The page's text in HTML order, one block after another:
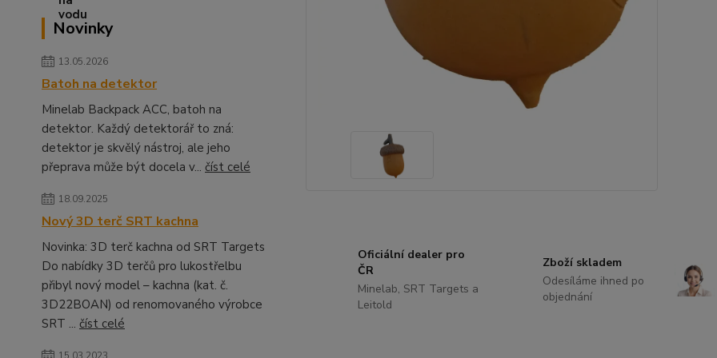
Novinky
13.05.2026
Batoh na detektor
Minelab Backpack ACC, batoh na
detektor. Každý detektorář to zná:
detektor je skvělý nástroj, ale jeho
přeprava může být docela v... číst celé
18.09.2025
Nový 3D terč SRT kachna
Novinka: 3D terč kachna od SRT Targets
Do nabídky 3D terčů pro lukostřelbu
přibyl nový model – kachna (kat. č.
3D22BOAN) od renomovaného výrobce
SRT ... číst celé
Oficiální dealer pro
ČR
Minelab, SRT Targets a
Leitold
Zboží skladem
Odesíláme ihned po
objednání